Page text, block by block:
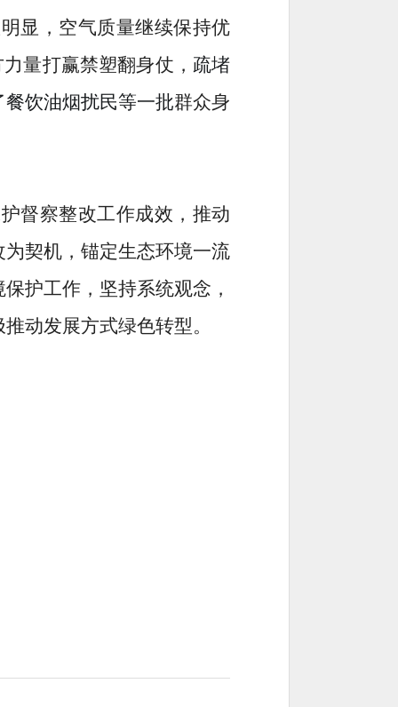
显，空气质量继续保持优
量打赢禁塑翻身仗， 疏堵
餐饮油烟扰民等一批群众身
督察整改工作成效， 推动
契机，锚定生态环境一流
护工作， 坚持系统观念，
动发展方式绿色转型。